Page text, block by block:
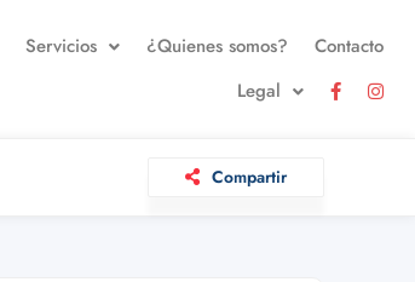
Servicios ¿Quienes somos?
Contacto
Legal
Compartir